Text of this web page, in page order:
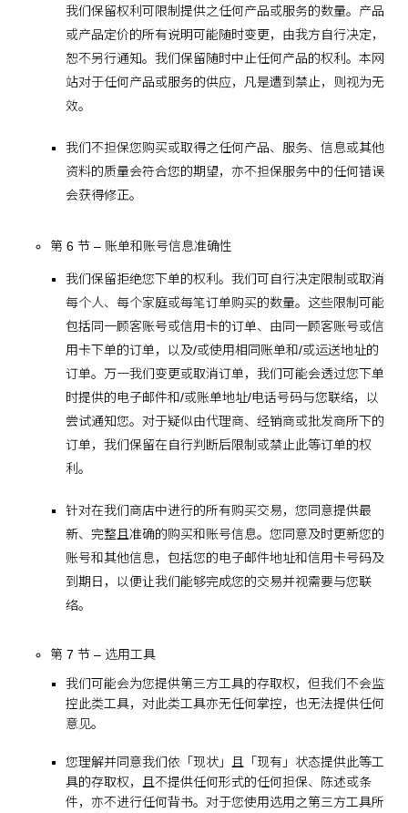
我们保留权利可限制提供之任何产品或服务的数量。产品
或产品定价的所有说明可能随时变更，由我方自行决定，
恕不另行通知。我们保留随时中止任何产品的权利。本网
站对于任何产品或服务的供应，凡是遭到禁止，则视为无
效。
我们不担保您购买或取得之任何产品、服务、信息或其他
资料的质量会符合您的期望，亦不担保服务中的任何错误
会获得修正。
第 6 节 – 账单和账号信息准确性
我们保留拒绝您下单的权利。我们可自行决定限制或取消
每个人、每个家庭或每笔订单购买的数量。这些限制可能
包括同一顾客账号或信用卡的订单、由同一顾客账号或信
用卡下单的订单，以及/或使用相同账单和/或运送地址的
订单。万一我们变更或取消订单，我们可能会透过您下单
时提供的电子邮件和/或账单地址/电话号码与您联络，以
尝试通知您。对于疑似由代理商、经销商或批发商所下的
订单，我们保留在自行判断后限制或禁止此等订单的权
利。
针对在我们商店中进行的所有购买交易，您同意提供最
新、完整且准确的购买和账号信息。您同意及时更新您的
账号和其他信息，包括您的电子邮件地址和信用卡号码及
到期日，以便让我们能够完成您的交易并视需要与您联
络。
第 7 节 – 选用工具
我们可能会为您提供第三方工具的存取权，但我们不会监
控此类工具，对此类工具亦无任何掌控，也无法提供任何
意见。
您理解并同意我们依「现状」且「现有」状态提供此等工
具的存取权，且不提供任何形式的任何担保、陈述或条
件，亦不进行任何背书。对于您使用选用之第三方工具所